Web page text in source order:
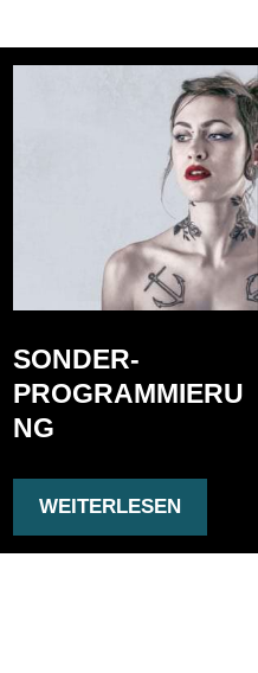
SONDER-
PROGRAMMIERU
NG
WEITERLESEN